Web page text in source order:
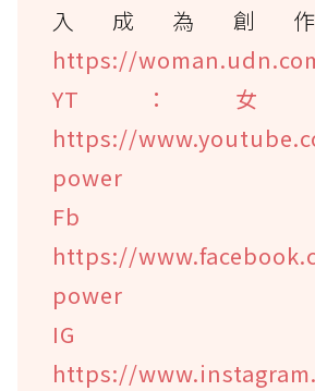
入成為創
https://
YT：女
https://
power
Fb
https://
power
IG
https://